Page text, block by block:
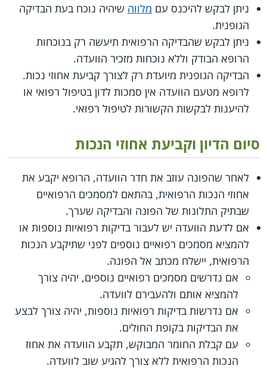
ניתן לבקש להיכנס עם מלווה שיהיה נוכח בעת הבדיקה
הגופנית.
ניתן לבקש שהבדיקה הרפואית תיעשה רק בנוכחות
הרופא הבודק וללא נוכחות מזכיר הוועדה.
הבדיקה הגופנית מיועדת רק לצורך קביעת אחוזי נכות.
לרופא מטעם הוועדה אין סמכות לדון בטיפול רפואי או
להיענות לבקשות הקשורות לטיפול רפואי.
סיום הדיון וקביעת אחוזי הנכות
לאחר שהפונה עוזב את חדר הוועדה, הרופא יקבע את
אחוזי הנכות הרפואית, בהתאם למסמכים הרפואיים
שבתיק התלונות של הפונה והבדיקה שערך.
אם לדעת הוועדה יש לעבור בדיקות רפואיות נוספות או
להמציא מסמכים רפואיים נוספים לפני שתיקבע הנכות
הרפואית, יישלח מכתב אל הפונה.
אם נדרשים מסמכים רפואיים נוספים, יהיה צורך
להמציא אותם ולהעבירם לוועדה.
אם נדרשות בדיקות רפואיות נוספות, יהיה צורך לבצע
את הבדיקות בקופת החולים.
עם קבלת החומר המבוקש, תקבע הוועדה את אחוז
הנכות הרפואית ללא צורך להגיע שוב לוועדה.